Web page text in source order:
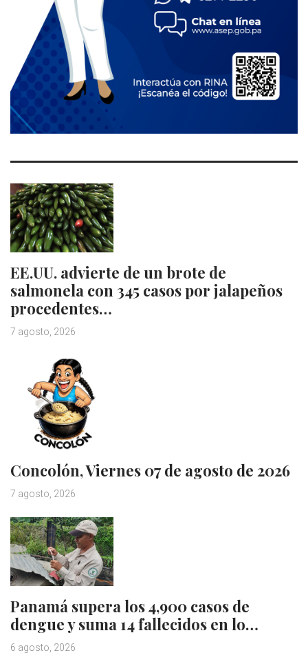
EE.UU. advierte de un brote de
salmonela con 345 casos por jalapeños
procedentes…
7 agosto, 2026
Concolón, Viernes 07 de agosto de 2026
7 agosto, 2026
Panamá supera los 4,900 casos de
dengue y suma 14 fallecidos en lo…
6 agosto, 2026